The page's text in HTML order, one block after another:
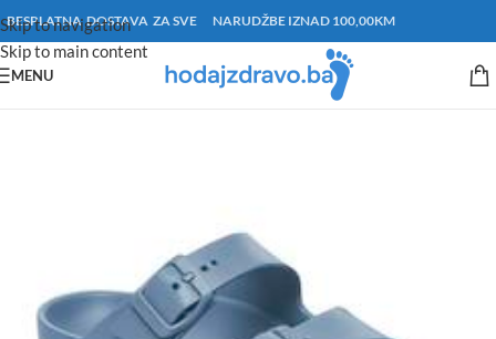
Skip to navigation
Skip to main content
BESPLATNA DOSTAVA ZA SVE NARUDŽBE IZNAD 100,00KM
MENU